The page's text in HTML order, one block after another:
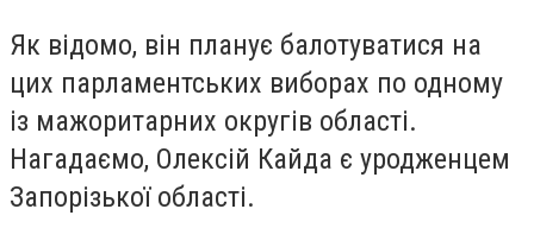
Як відомо, він планує балотуватися на
цих парламентських виборах по одному
із мажоритарних округів області.
Нагадаємо, Олексій Кайда є уродженцем
Запорізької області.